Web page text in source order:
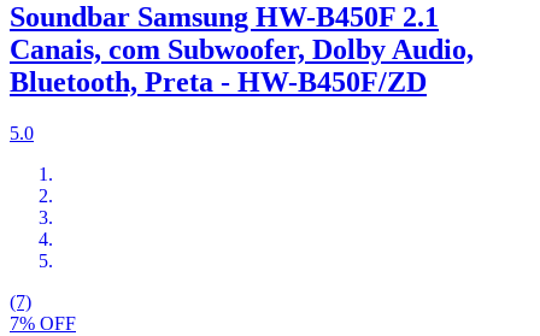
Soundbar Samsung HW-B450F 2.1
Canais, com Subwoofer, Dolby Audio,
Bluetooth, Preta - HW-B450F/ZD
5.0
(7)
7% OFF